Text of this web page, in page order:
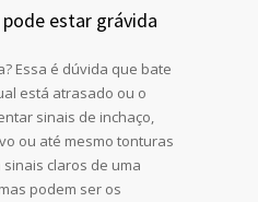
estar grávida
Essa é dúvida que bate
está atrasado ou o
sinais de inchaço,
ou até mesmo tonturas
claros de uma
podem ser os